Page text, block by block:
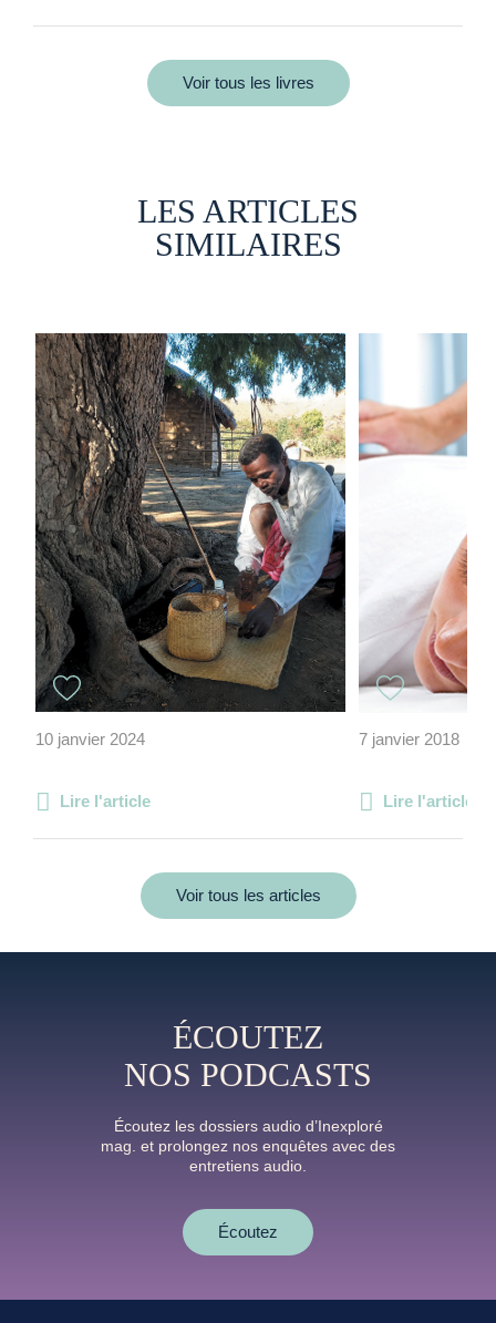
Voir tous les livres
LES ARTICLES
SIMILAIRES
10 janvier 2024
Lire l'article
7 janvier 2018
Lire l'article
Voir tous les articles
ÉCOUTEZ
NOS PODCASTS
Écoutez les dossiers audio d’Inexploré
mag. et prolongez nos enquêtes avec des
entretiens audio.
Écoutez